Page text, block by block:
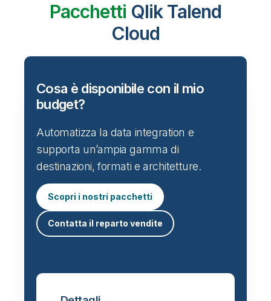
Pacchetti Qlik Talend
Cloud
Cosa è disponibile con il mio
budget?
Automatizza la data integration e
supporta un’ampia gamma di
destinazioni, formati e architetture.
Scopri i nostri pacchetti
Contatta il reparto vendite